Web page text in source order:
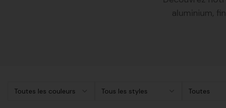
aluminium,
Toutes les couleurs Tous les styles Toutes